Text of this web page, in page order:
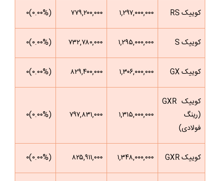
کوییک RS ۱,۲۹۷,۰۰۰,۰۰۰ ۷۷۹,۲۰۰,۰۰۰ (۰.۰۰%)۰
کوییک S ۱,۲۹۵,۰۰۰,۰۰۰ ۷۳۲,۷۸۰,۰۰۰ (۰.۰۰%)۰
کوییک GX ۱,۳۰۶,۰۰۰,۰۰۰ ۸۲۹,۴۰۰,۰۰۰ (۰.۰۰%)۰
کوییک GXR
(رینگ
فولادی)
۱,۳۱۵,۰۰۰,۰۰۰ ۷۹۷,۸۳۱,۰۰۰ (۰.۰۰%)۰
کوییک GXR ۱,۳۴۸,۰۰۰,۰۰۰ ۸۲۵,۹۱۱,۰۰۰ (۰.۰۰%)۰